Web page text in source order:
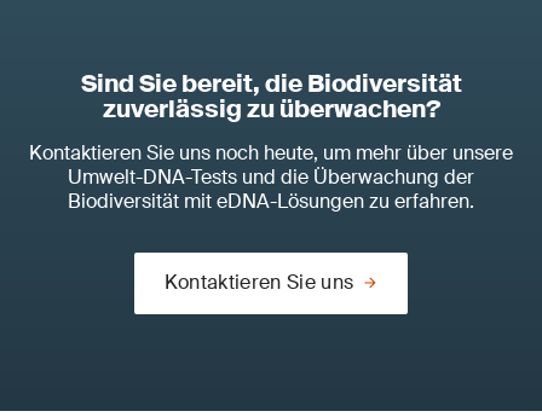
Sind Sie bereit, die Biodiversität
zuverlässig zu überwachen?
Kontaktieren Sie uns noch heute, um mehr über unsere
Umwelt-DNA-Tests und die Überwachung der
Biodiversität mit eDNA-Lösungen zu erfahren.
Kontaktieren Sie uns